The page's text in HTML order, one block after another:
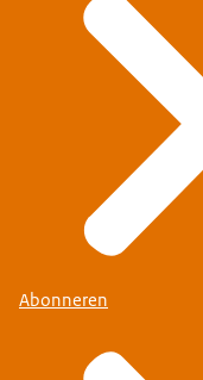
Abonneren